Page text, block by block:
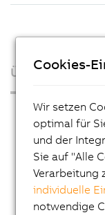
Über uns
Presse
Blog
AutoMates
E-Mail-Service
Karriere
Cookies-
Wir setzen
optimal für
und der
Sie auf "Alle
Verarbeitung
individuelle
notwendige